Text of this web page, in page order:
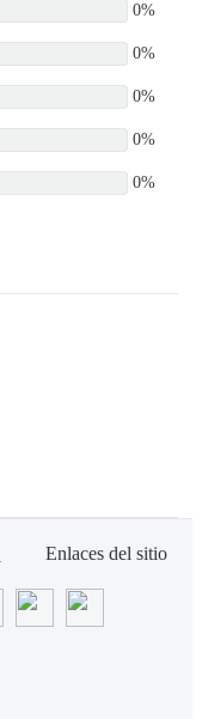
0%
0%
0%
0%
0%
Enlaces del sitio